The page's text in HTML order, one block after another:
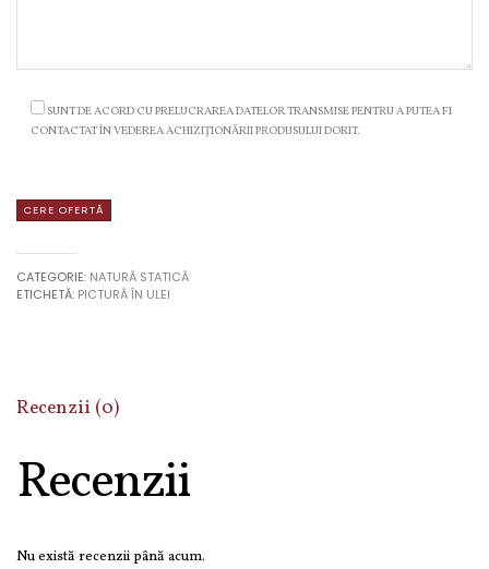
SUNT DE ACORD CU PRELUCRAREA DATELOR TRANSMISE PENTRU A PUTEA FI
CONTACTAT ÎN VEDEREA ACHIZIȚIONĂRII PRODUSULUI DORIT.
CATEGORIE: NATURĂ STATICĂ
ETICHETĂ: PICTURĂ ÎN ULEI
Recenzii (0)
Recenzii
Nu există recenzii până acum.